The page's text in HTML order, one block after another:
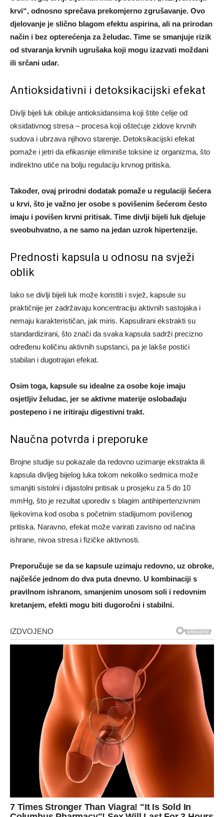
krvi“, odnosno sprečava prekomjerno zgrušavanje. Ovo
djelovanje je slično blagom efektu aspirina, ali na prirodan
način i bez opterećenja za želudac. Time se smanjuje rizik
od stvaranja krvnih ugrušaka koji mogu izazvati moždani
ili srčani udar.
Antioksidativni i detoksikacijski efekat
Divlji bijeli luk obiluje antioksidansima koji štite ćelije od
oksidativnog stresa – procesa koji oštećuje zidove krvnih
sudova i ubrzava njihovo starenje. Detoksikacijski efekat
pomaže i jetri da efikasnije eliminiše toksine iz organizma, što
indirektno utiče na bolju regulaciju krvnog pritiska.
Također, ovaj prirodni dodatak pomaže u regulaciji šećera
u krvi, što je važno jer osobe s povišenim šećerom često
imaju i povišen krvni pritisak. Time divlji bijeli luk djeluje
sveobuhvatno, a ne samo na jedan uzrok hipertenzije.
Prednosti kapsula u odnosu na svježi
oblik
Iako se divlji bijeli luk može koristiti i svjež, kapsule su
praktičnije jer zadržavaju koncentraciju aktivnih sastojaka i
nemaju karakterističan, jak miris. Kapsulirani ekstrakti su
standardizirani, što znači da svaka kapsula sadrži precizno
određenu količinu aktivnih supstanci, pa je lakše postići
stabilan i dugotrajan efekat.
Osim toga, kapsule su idealne za osobe koje imaju
osjetljiv želudac, jer se aktivne materije oslobađaju
postepeno i ne iritiraju digestivni trakt.
Naučna potvrda i preporuke
Brojne studije su pokazale da redovno uzimanje ekstrakta ili
kapsula divljeg bijelog luka tokom nekoliko sedmica može
smanjiti sistolni i dijastolni pritisak u prosjeku za 5 do 10
mmHg, što je rezultat uporediv s blagim antihipertenzivnim
lijekovima kod osoba s početnim stadijumom povišenog
pritiska. Naravno, efekat može varirati zavisno od načina
ishrane, nivoa stresa i fizičke aktivnosti.
Preporučuje se da se kapsule uzimaju redovno, uz obroke,
najčešće jednom do dva puta dnevno. U kombinaciji s
pravilnom ishranom, smanjenim unosom soli i redovnim
kretanjem, efekti mogu biti dugoročni i stabilni.